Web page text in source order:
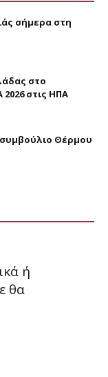
σήμερα στη
στο
2026 στις ΗΠΑ
συμβούλιο Θέρμου
ή
θα